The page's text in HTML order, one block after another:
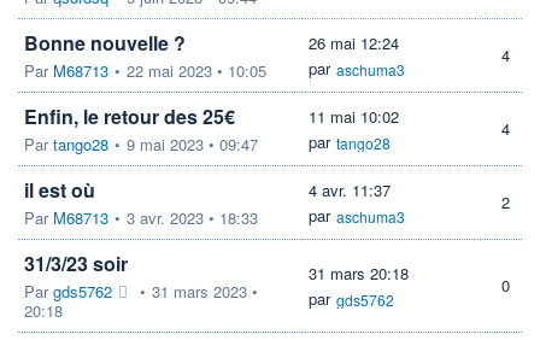
Bonne nouvelle ?
Par M68713 • 22 mai 2023 • 10:05
26 mai 12:24
par aschuma3
4
Enfin, le retour des 25€
Partango28 • 9 mai 2023 • 09:47
11 mai 10:02
par tango28
4
il est où
Par M68713 • 3 avr. 2023 • 18:33
4 avr. 11:37
par aschuma3
2
31/3/23 soir
Pargds5762 • 31 mars 2023 •
20:18
31 mars 20:18
par gds5762
0